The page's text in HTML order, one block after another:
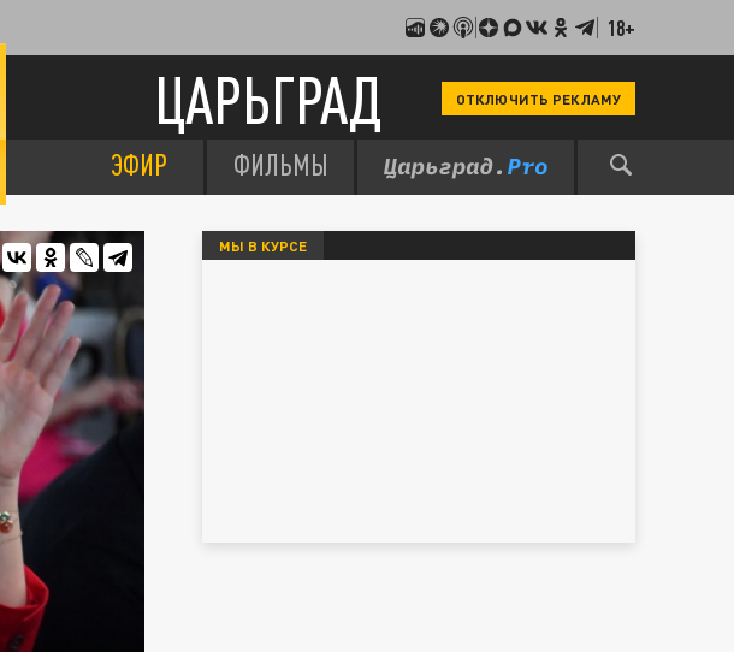
18+
ЦАРЬГРАД ОТКЛЮЧИТЬ РЕКЛАМУ
ЭФИР ФИЛЬМЫ
МЫ В КУРСЕ